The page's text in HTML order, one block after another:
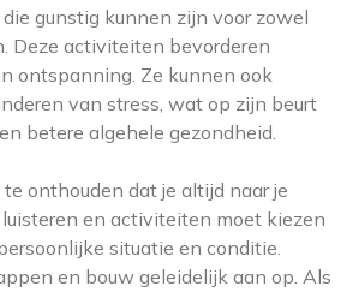
gunstig kunnen zijn voor zowel
Deze activiteiten bevorderen
ontspanning. Ze kunnen ook
van stress, wat op zijn beurt
betere algehele gezondheid.
onthouden dat je altijd naar je
en activiteiten moet kiezen
situatie en conditie.
en bouw geleidelijk aan op. Als